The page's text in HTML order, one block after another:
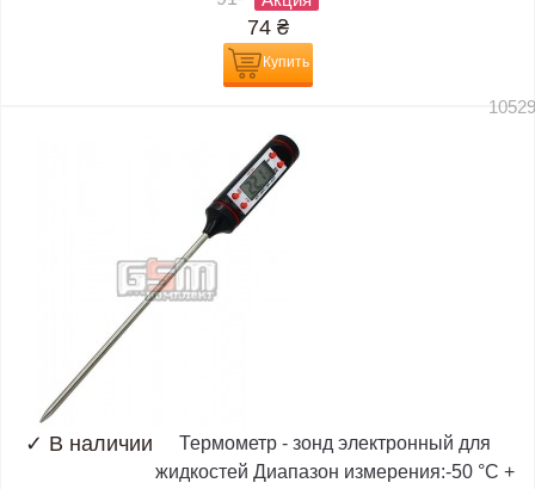
74 ₴
Купить
✓ В наличии
Термометр - зонд электронный для
жидкостей Диапазон измерения:-50 °C +